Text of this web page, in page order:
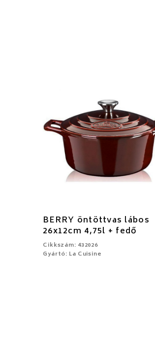
BERRY öntöttvas lábos
26x12cm 4,75l + fedő
Cikkszám: 432026
Gyártó: La Cuisine